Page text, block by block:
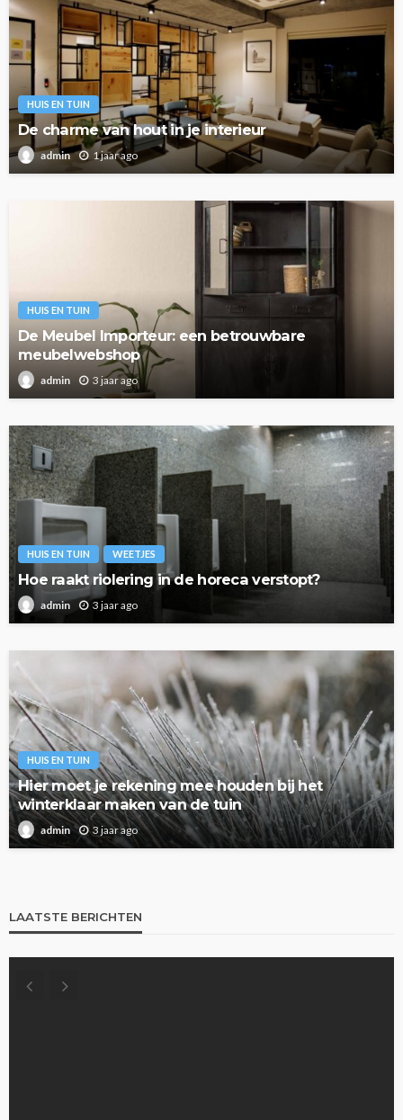
HUIS EN TUIN
De charme van hout in je interieur
admin 1 jaar ago
HUIS EN TUIN
De Meubel Importeur: een betrouwbare
meubelwebshop
admin 3 jaar ago
HUIS EN TUIN WEETJES
Hoe raakt riolering in de horeca verstopt?
admin 3 jaar ago
HUIS EN TUIN
Hier moet je rekening mee houden bij het
winterklaar maken van de tuin
admin 3 jaar ago
LAATSTE BERICHTEN